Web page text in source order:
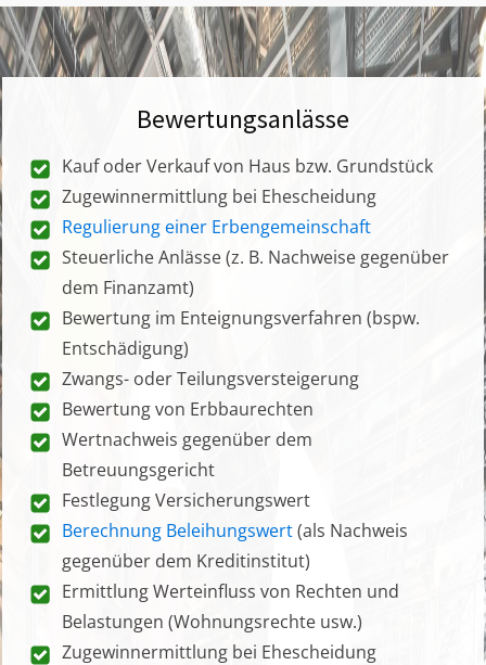
Bewertungsanlässe
Kauf oder Verkauf von Haus bzw. Grundstück
Zugewinnermittlung bei Ehescheidung
Regulierung einer Erbengemeinschaft
Steuerliche Anlässe (z. B. Nachweise gegenüber
dem Finanzamt)
Bewertung im Enteignungsverfahren (bspw.
Entschädigung)
Zwangs- oder Teilungsversteigerung
Bewertung von Erbbaurechten
Wertnachweis gegenüber dem
Betreuungsgericht
Festlegung Versicherungswert
Berechnung Beleihungswert(als Nachweis
gegenüber dem Kreditinstitut)
Ermittlung Werteinfluss von Rechten und
Belastungen (Wohnungsrechte usw.)
Zugewinnermittlung bei Ehescheidung